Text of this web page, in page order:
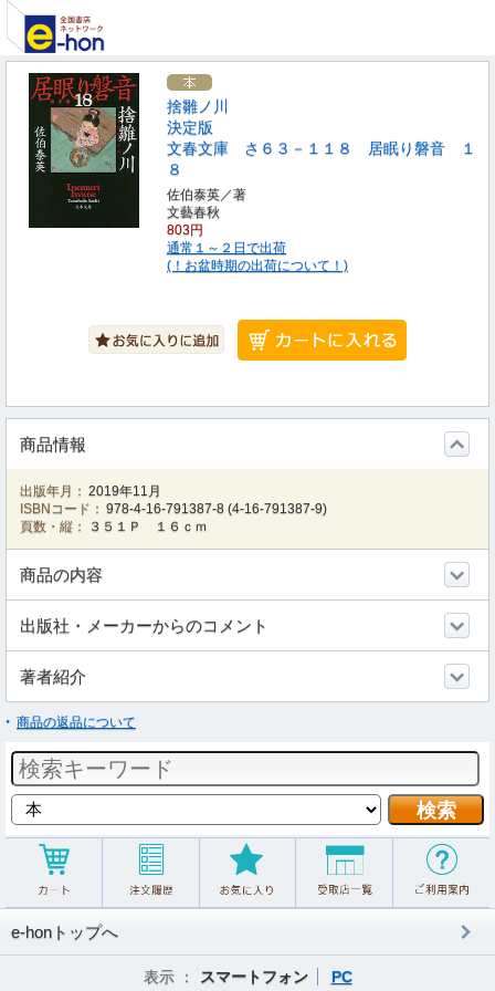
捨雛ノ川
決定版
文春文庫 さ６３－１１８ 居眠り磐音 １
８
佐伯泰英／著
文藝春秋
803円
通常１～２日で出荷
(！お盆時期の出荷について！)
商品情報
出版年月： 2019年11月
ISBNコード： 978-4-16-791387-8 (4-16-791387-9)
頁数・縦：
３５１Ｐ １６ｃｍ
商品の内容
出版社・メーカーからのコメント
著者紹介
商品の返品について
e-honトップへ
表示 ： スマートフォン PC